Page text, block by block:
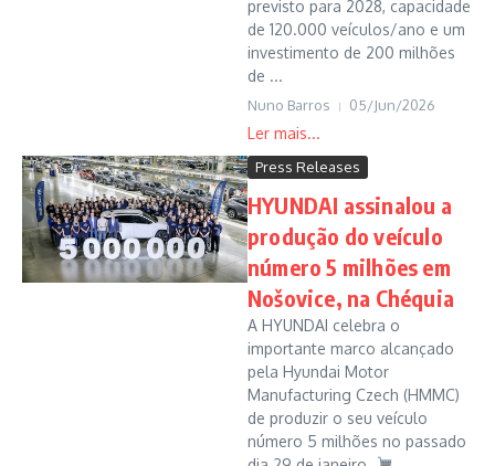
previsto para 2028, capacidade
de 120.000 veículos/ano e um
investimento de 200 milhões
de ...
Nuno Barros 05/Jun/2026
Press Releases
HYUNDAI assinalou a
produção do veículo
número 5 milhões em
Nošovice, na Chéquia
A HYUNDAI celebra o
importante marco alcançado
pela Hyundai Motor
Manufacturing Czech (HMMC)
de produzir o seu veículo
número 5 milhões no passado